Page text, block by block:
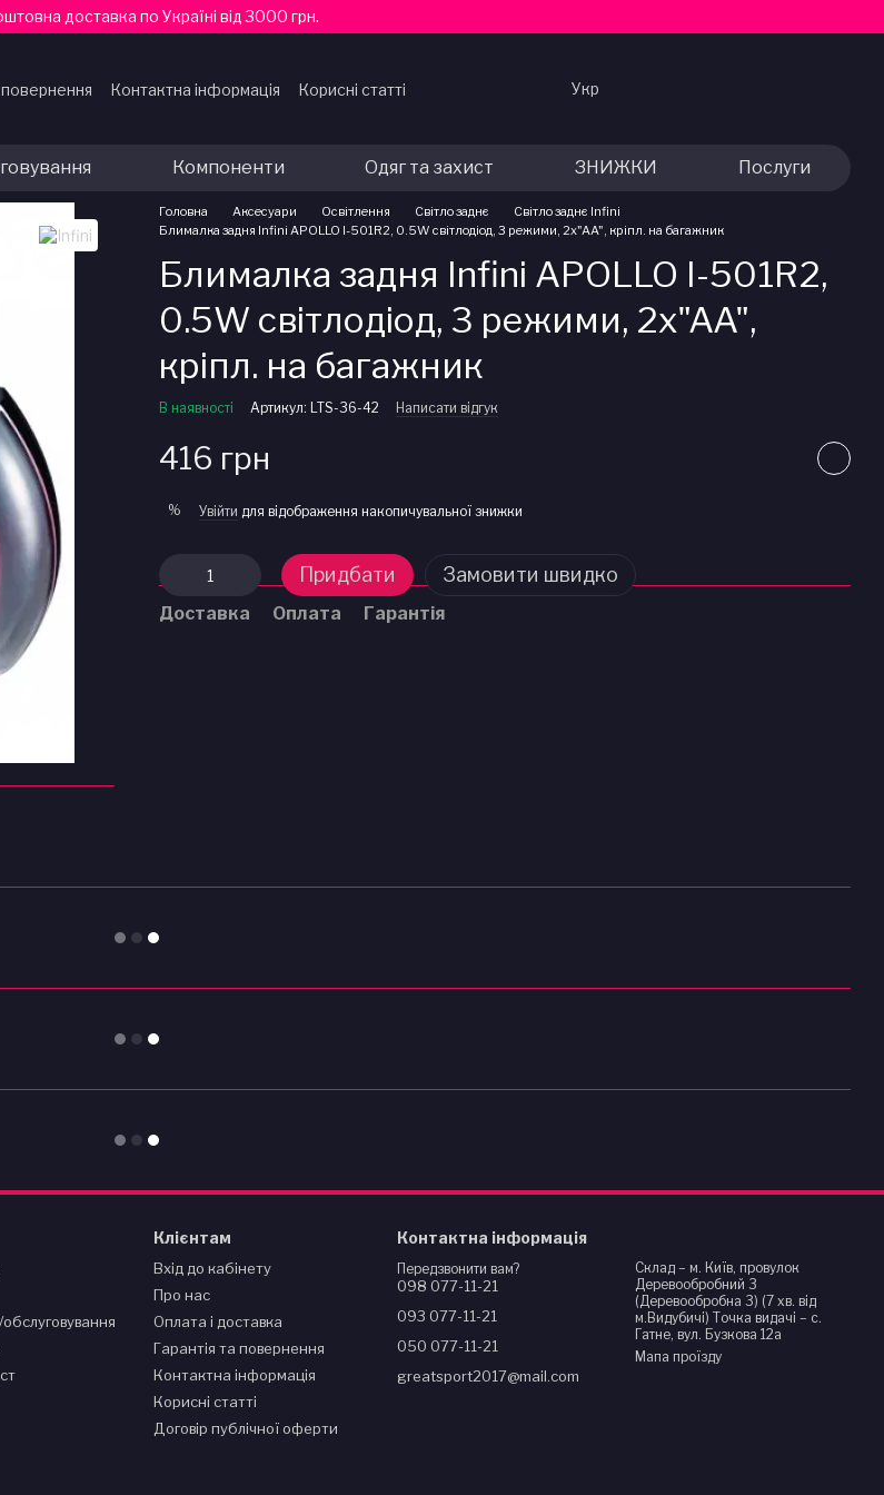
доставка по Україні від 3000 грн.
повернення Контактна інформація
Корисні статті
Укр
Компоненти Одяг та захист ЗНИЖКИ Послуги
Головна Аксесуари Освітлення Світло заднє
Світло заднє Infini
Блималка задня Infini APOLLO I-501R2, 0.5W світлодіод, 3 режими, 2x"AA", кріпл. на багажник
Блималка задня Infini APOLLO I-501R2,
0.5W світлодіод, 3 режими, 2x"AA",
кріпл. на багажник
В наявності Артикул: LTS-36-42 Написати відгук
416 грн
% Увійти для відображення накопичувальної знижки
Придбати Замовити швидко
Доставка Оплата Гарантія
Клієнтам
Вхід до кабінету
Про нас
Оплата і доставка
Гарантія та повернення
Контактна інформація
Корисні статті
Договір публічної оферти
Контактна інформація
Передзвонити вам?
098 077-11-21
093 077-11-21
050 077-11-21
greatsport2017@mail.com
Склад – м. Київ, провулок
Деревообробний 3
(Деревообробна 3) (7 хв. від
м.Видубичі) Точка видачі – с.
Гатне, вул. Бузкова 12а
Мапа проїзду